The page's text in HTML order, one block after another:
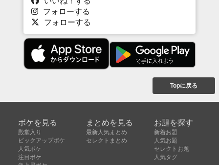
フォローする
フォローする
Topに戻る
ボケを見る
殿堂入り
ピックアップボケ
人気ボケ
注目ボケ
まとめを見る
最新人気まとめ
セレクトまとめ
お題を探す
新着お題
人気お題
セレクトお題
人気タグ